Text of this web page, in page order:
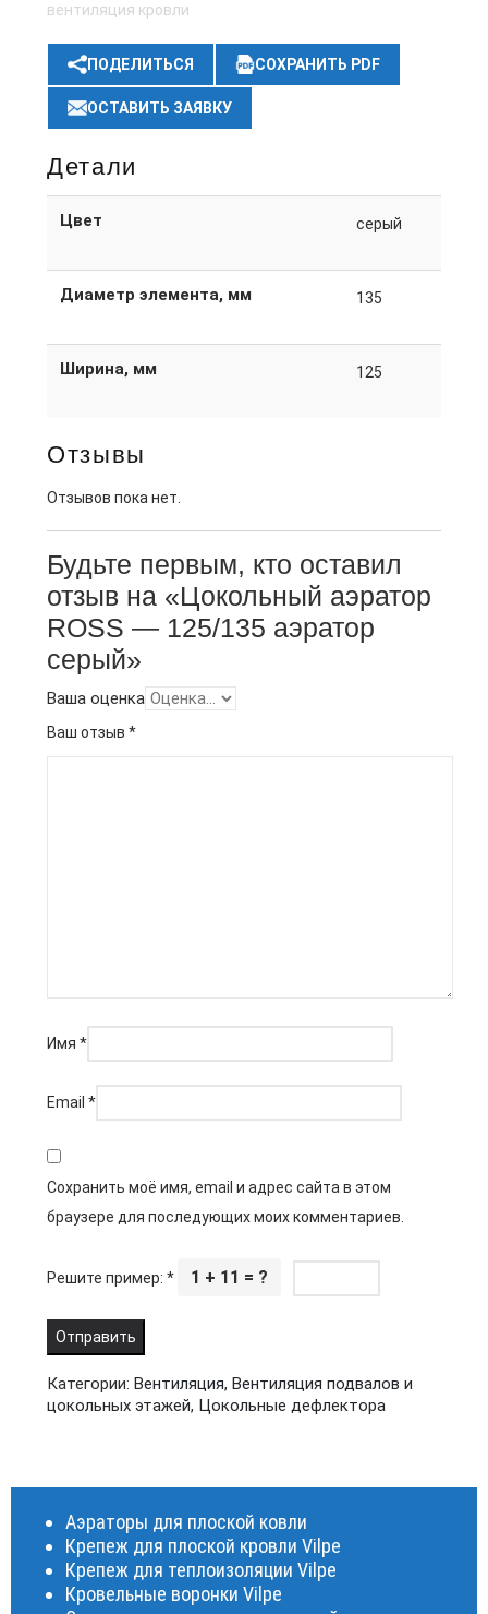
вентиляция кровли
ПОДЕЛИТЬСЯ СОХРАНИТЬ PDF
ОСТАВИТЬ ЗАЯВКУ
Детали
Цвет серый
Диаметр элемента, мм 135
Ширина, мм 125
Отзывы
Отзывов пока нет.
Будьте первым, кто оставил
отзыв на «Цокольный аэратор
ROSS — 125/135 аэратор
серый»
Ваша оценка
Ваш отзыв *
Имя *
Email *
Сохранить моё имя, email и адрес сайта в этом
браузере для последующих моих комментариев.
Решите пример: * 1 + 11 = ?
Категории: Вентиляция, Вентиляция подвалов и
цокольных этажей, Цокольные дефлектора
Аэраторы для плоской ковли
Крепеж для плоской кровли Vilpe
Крепеж для теплоизоляции Vilpe
Кровельные воронки Vilpe